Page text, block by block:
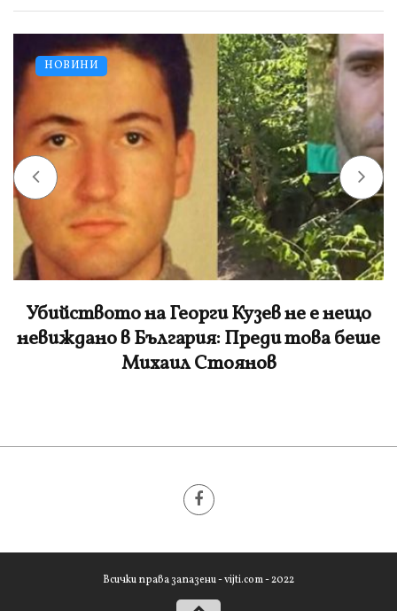
НОВИНИ
Убийството на Георги Кузев не е нещо
невиждано в България: Преди това беше
Михаил Стоянов
Всички права запазени - vijti.com - 2022